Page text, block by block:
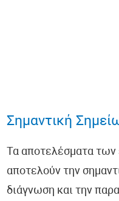
Σημαντική
Τα αποτελέσματα
αποτελούν την
διάγνωση και την